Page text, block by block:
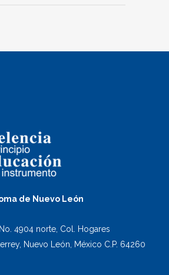
de Nuevo León
4904 norte, Col. Hogares
Nuevo León, México C.P. 64260